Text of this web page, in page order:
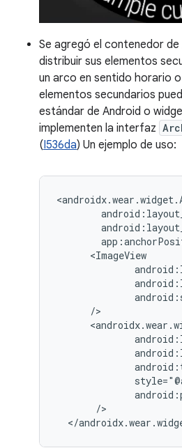
Se agregó el contenedor
distribuir sus elementos
un arco en sentido horario
elementos secundarios
estándar de Android o
implementen la interfaz
(I536da) Un ejemplo de uso: